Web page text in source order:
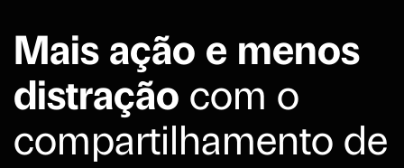
Mais ação e menos
distração com o
compartilhamento de